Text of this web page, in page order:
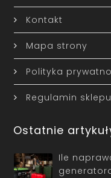
Kontakt
Mapa strony
Polityka
Regulamin sklepu
Ostatnie
Ile